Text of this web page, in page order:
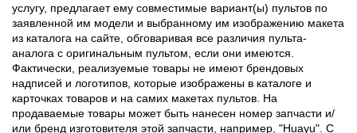
услугу, предлагает ему совместимые вариант(ы) пультов по
заявленной им модели и выбранному им изображению макета
из каталога на сайте, обговаривая все различия пульта-
аналога с оригинальным пультом, если они имеются.
Фактически, реализуемые товары не имеют брендовых
надписей и логотипов, которые изображены в каталоге и
карточках товаров и на самих макетах пультов. На
продаваемые товары может быть нанесен номер запчасти и/
или бренд изготовителя этой запчасти, например, "Huayu". С